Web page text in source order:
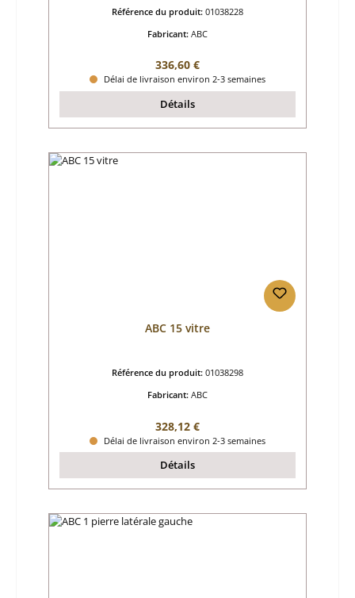
Référence du produit: 01038228
Fabricant: ABC
Prix régulier :
336,60 €
Délai de livraison environ 2-3 semaines
Détails
ABC 15 vitre
Référence du produit: 01038298
Fabricant: ABC
Prix régulier :
328,12 €
Délai de livraison environ 2-3 semaines
Détails